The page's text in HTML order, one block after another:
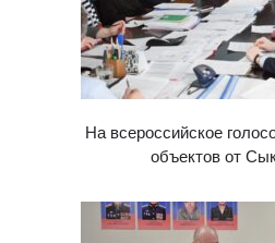
На всероссийское
объектов от